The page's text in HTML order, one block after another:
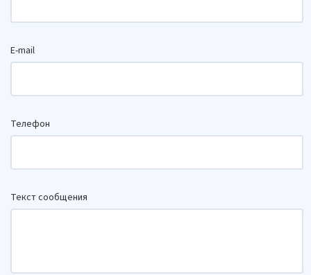
E-mail
Телефон
Текст сообщения